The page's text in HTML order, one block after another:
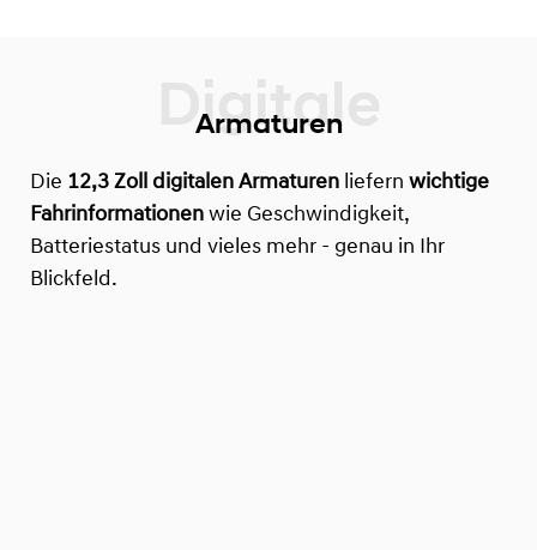
Armaturen
Die 12,3 Zoll digitalen Armaturen liefern wichtige
Fahrinformationen wie Geschwindigkeit,
Batteriestatus und vieles mehr - genau in Ihr
Blickfeld.